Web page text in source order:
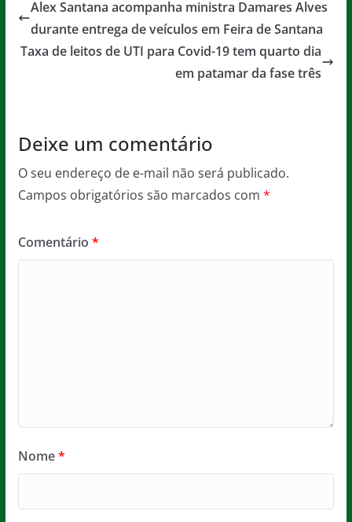
b
o
A
p
g
e
Alex Santana acompanha ministra Damares Alves
durante entrega de veículos em Feira de Santana
Taxa de leitos de UTI para Covid-19 tem quarto dia
em patamar da fase três
Deixe um comentário
O seu endereço de e-mail não será publicado.
Campos obrigatórios são marcados com *
Comentário *
Nome*